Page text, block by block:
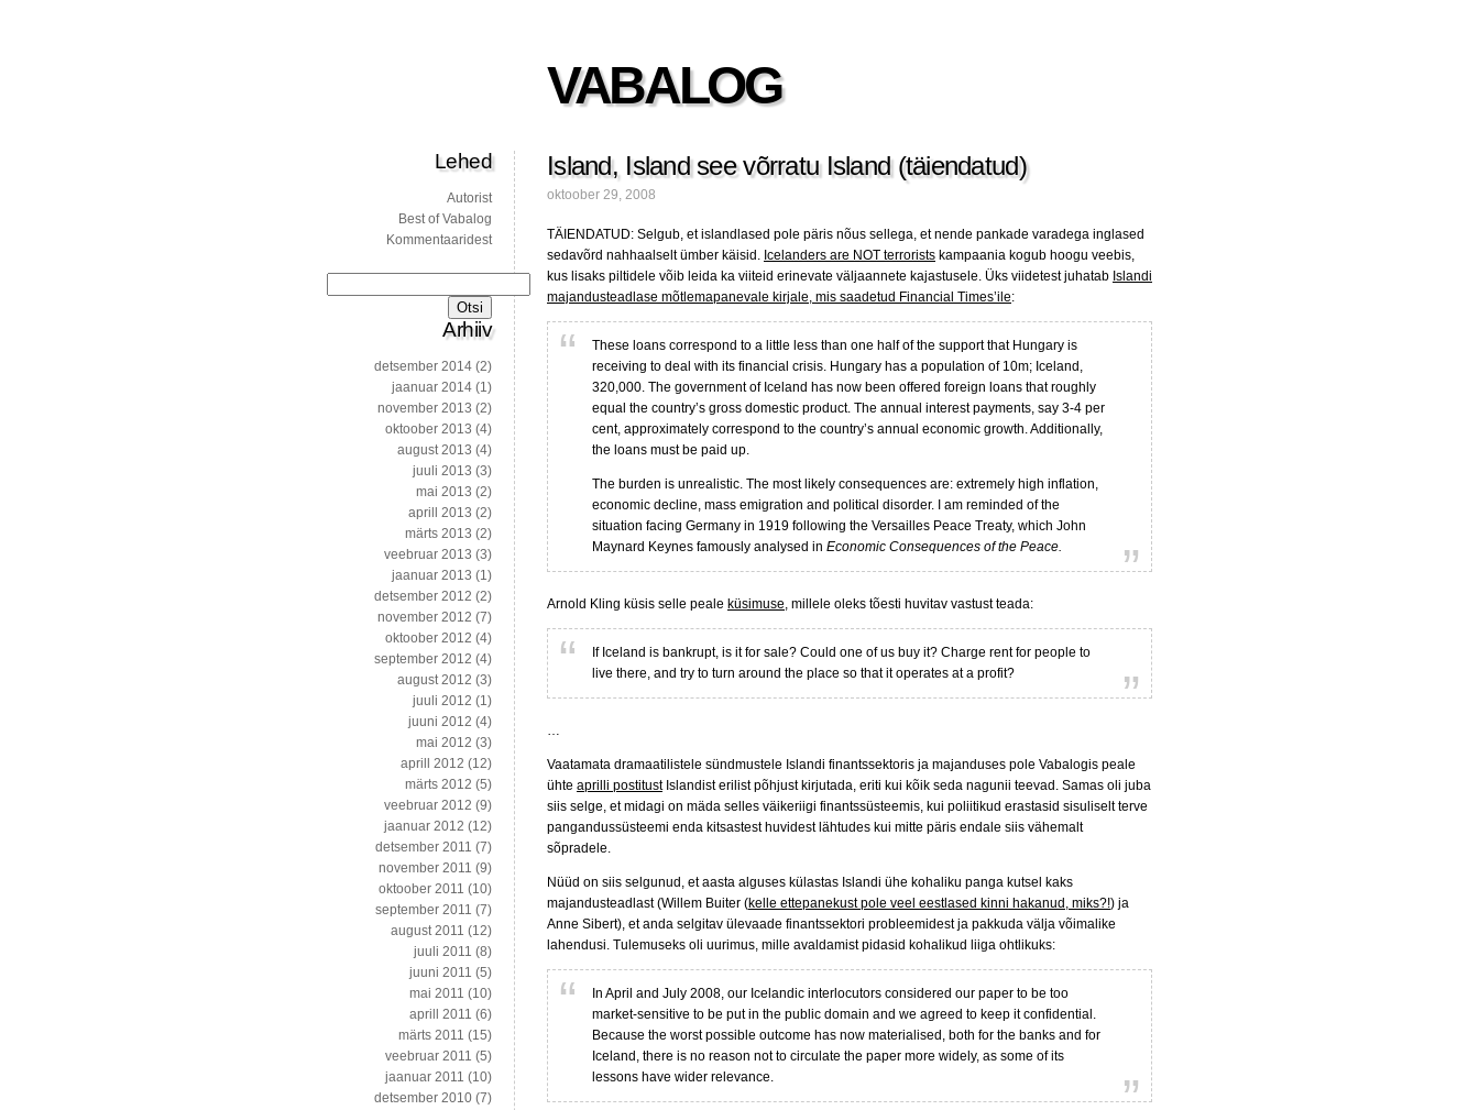
VABALOG
Island, Island see võrratu Island (täiendatud)
oktoober 29, 2008
TÄIENDATUD: Selgub, et islandlased pole päris nõus sellega, et nende pankade varadega inglased
sedavõrd nahhaalselt ümber käisid. Icelanders are NOT terrorists kampaania kogub hoogu veebis,
kus lisaks piltidele võib leida ka viiteid erinevate väljaannete kajastusele. Üks viidetest juhatab Islandi
majandusteadlase mõtlemapanevale kirjale, mis saadetud Financial Times’ile:
These loans correspond to a little less than one half of the support that Hungary is
receiving to deal with its financial crisis. Hungary has a population of 10m; Iceland,
320,000. The government of Iceland has now been offered foreign loans that roughly
equal the country’s gross domestic product. The annual interest payments, say 3-4 per
cent, approximately correspond to the country’s annual economic growth. Additionally,
the loans must be paid up.
The burden is unrealistic. The most likely consequences are: extremely high inflation,
economic decline, mass emigration and political disorder. I am reminded of the
situation facing Germany in 1919 following the Versailles Peace Treaty, which John
Maynard Keynes famously analysed in Economic Consequences of the Peace.
Arnold Kling küsis selle peale küsimuse, millele oleks tõesti huvitav vastust teada:
If Iceland is bankrupt, is it for sale? Could one of us buy it? Charge rent for people to
live there, and try to turn around the place so that it operates at a profit?
…
Vaatamata dramaatilistele sündmustele Islandi finantssektoris ja majanduses pole Vabalogis peale
ühte aprilli postitustIslandist erilist põhjust kirjutada, eriti kui kõik seda nagunii teevad. Samas oli juba
siis selge, et midagi on mäda selles väikeriigi finantssüsteemis, kui poliitikud erastasid sisuliselt terve
pangandussüsteemi enda kitsastest huvidest lähtudes kui mitte päris endale siis vähemalt
sõpradele.
Nüüd on siis selgunud, et aasta alguses külastas Islandi ühe kohaliku panga kutsel kaks
majandusteadlast (Willem Buiter (kelle ettepanekust pole veel eestlased kinni hakanud, miks?!) ja
Anne Sibert), et anda selgitav ülevaade finantssektori probleemidest ja pakkuda välja võimalike
lahendusi. Tulemuseks oli uurimus, mille avaldamist pidasid kohalikud liiga ohtlikuks:
In April and July 2008, our Icelandic interlocutors considered our paper to be too
market-sensitive to be put in the public domain and we agreed to keep it confidential.
Because the worst possible outcome has now materialised, both for the banks and for
Iceland, there is no reason not to circulate the paper more widely, as some of its
lessons have wider relevance.
Lehed
Autorist
Best of Vabalog
Kommentaaridest
Arhiiv
detsember 2014 (2)
jaanuar 2014 (1)
november 2013 (2)
oktoober 2013 (4)
august 2013 (4)
juuli 2013 (3)
mai 2013 (2)
aprill 2013 (2)
märts 2013 (2)
veebruar 2013 (3)
jaanuar 2013 (1)
detsember 2012 (2)
november 2012 (7)
oktoober 2012 (4)
september 2012 (4)
august 2012 (3)
juuli 2012 (1)
juuni 2012 (4)
mai 2012 (3)
aprill 2012 (12)
märts 2012 (5)
veebruar 2012 (9)
jaanuar 2012 (12)
detsember 2011 (7)
november 2011 (9)
oktoober 2011 (10)
september 2011 (7)
august 2011 (12)
juuli 2011 (8)
juuni 2011 (5)
mai 2011 (10)
aprill 2011 (6)
märts 2011 (15)
veebruar 2011 (5)
jaanuar 2011 (10)
detsember 2010 (7)